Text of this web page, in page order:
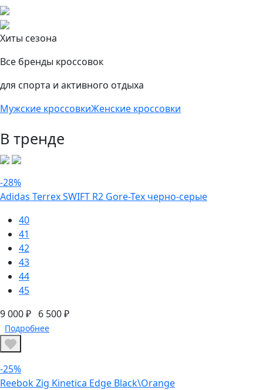
Хиты сезона
Все бренды кроссовок
для спорта и активного отдыха
Мужские кроссовкиЖенские кроссовки
В тренде
-28%
Adidas Terrex SWIFT R2 Gore-Tex черно-серые
40
41
42
43
44
45
9 000 ₽ 6 500 ₽
Подробнее
-25%
Reebok Zig Kinetica Edge Black\Orange